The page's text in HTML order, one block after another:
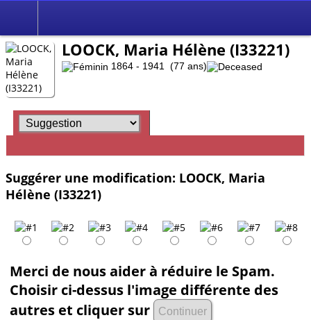
LOOCK, Maria Hélène (I33221)
1864 - 1941 (77 ans)
Suggérer une modification: LOOCK, Maria
Hélène (I33221)
Merci de nous aider à réduire le Spam.
Choisir ci-dessus l'image différente des
autres et cliquer sur